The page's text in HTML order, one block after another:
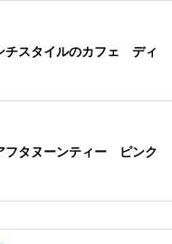
チスタイルのカフェ ディ
フタヌーンティー ピンク